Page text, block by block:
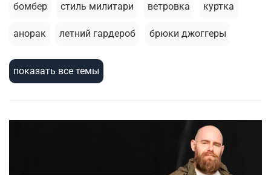
бомбер стиль милитари ветровка куртка
анорак летний гардероб брюки джоггеры
стирка базовая футболка
2026
бейсболки
показать все темы